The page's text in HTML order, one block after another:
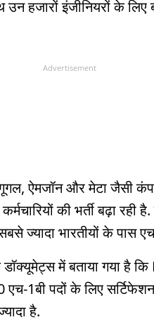
हजारों इंजीनियरों के
Advertisement
ऐमजॉन और मेटा जैसी
की भर्ती बढ़ा
ज्यादा भारतीयों के पास
में बताया गया है कि
एच-1बी पदों के लिए
है.